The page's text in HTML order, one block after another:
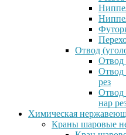
Отвод
Отвод
Отвод
рез
Отвод
нар
Химическая
Краны шаровые